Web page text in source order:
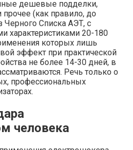
дешевые подделки,
(как правило, до
Черного Списка АЭТ, с
характеристиками 20-180
которых лишь
эффект при практической
не более 14-30 дней, в
Речь только о
профессиональных
человека